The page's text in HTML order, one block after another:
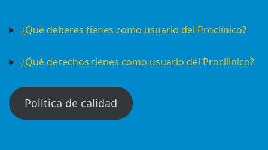
¿Qué deberes tienes como usuario del Proclínico?
¿Qué derechos tienes como usuario del Procilinico?
Política de calidad